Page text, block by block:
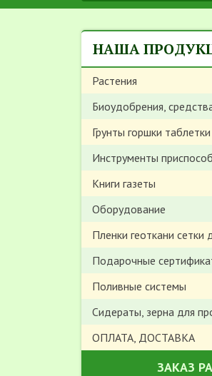
НАША
Растения
Биоудобрения,
Грунты горшки таблетки
Инструменты
Книги газеты
Оборудование
Пленки геоткани сетки
Подарочные
Поливные системы
Сидераты, зерна для
ОПЛАТА, ДОСТАВКА
ЗАКАЗ